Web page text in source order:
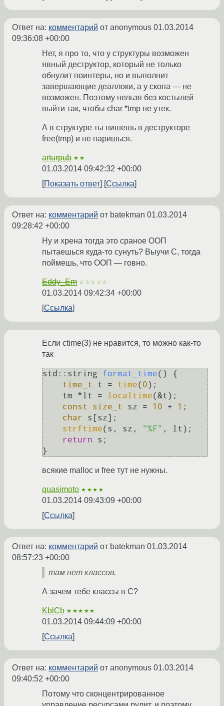
Ответ на: комментарий от anonymous 01.03.2014
09:36:08 +00:00
Нет, я про то, что у структуры возможен
явный деструктор, который не только
обнулит поинтеры, но и выполнит
завершающие деаллоки, а у скопа — не
возможен. Поэтому нельзя без костылей
выйти так, чтобы char *tmp не утек.
А в структуре ты пишешь в деструкторе
free(tmp) и не паришься.
arturpub ★★
01.03.2014 09:42:32 +00:00
Показать ответ
Ссылка
Ответ на: комментарий от batekman 01.03.2014
09:28:42 +00:00
Ну и хрена тогда это сраное ООП
пытаешься куда-то сунуть? Выучи С, тогда
поймешь, что ООП — говно.
Eddy_Em ☆☆☆☆☆
01.03.2014 09:42:34 +00:00
Ссылка
Если ctime(3) не нравится, то можно как-то
так
std::string format_time()
{
time_t
t = time( 0);
    tm *lt =
localtime(&t);
const
size_t sz = 10 + 1 ;
char s[sz];
strftime(s, sz, "%F" , lt);
return s;
всякие malloc и free тут не нужны.
quasimoto ★★★★
01.03.2014 09:43:09 +00:00
Ссылка
Ответ на: комментарий от batekman 01.03.2014
08:57:23 +00:00
там нет классов.
А зачем тебе классы в C?
KblCb ★★★★★
01.03.2014 09:44:09 +00:00
Ссылка
Ответ на: комментарий от anonymous 01.03.2014
09:40:52 +00:00
Потому что сконцентрированное